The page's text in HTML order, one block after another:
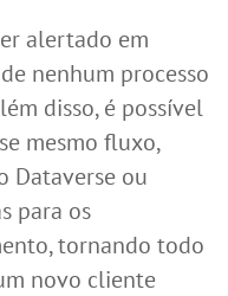
alertado em
nenhum processo
disso, é possível
mesmo fluxo,
Dataverse ou
para os
tornando todo
novo cliente